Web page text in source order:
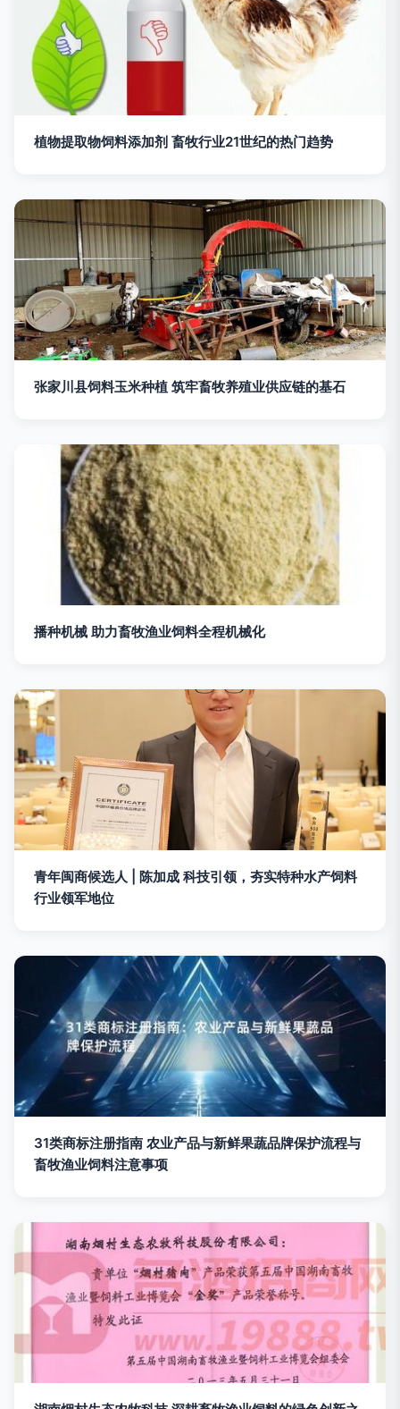
植物提取物饲料添加剂 畜牧行业21世纪的热门趋势
张家川县饲料玉米种植 筑牢畜牧养殖业供应链的基石
播种机械 助力畜牧渔业饲料全程机械化
青年闽商候选人 | 陈加成 科技引领，夯实特种水产饲料
行业领军地位
31类商标注册指南 农业产品与新鲜果蔬品牌保护流程与
畜牧渔业饲料注意事项